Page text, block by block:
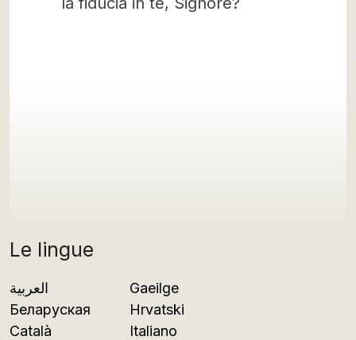
Le lingue
العربية
Беларуская
Català
Gaeilge
Hrvatski
Italiano